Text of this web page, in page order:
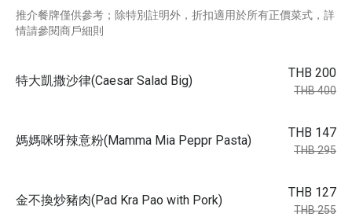
推介餐牌僅供參考；除特別註明外，折扣適用於所有正價菜式，詳
情請參閱商戶細則
特大凱撒沙律(Caesar Salad Big)
THB 200
THB 400
媽媽咪呀辣意粉(Mamma Mia Peppr Pasta)
THB 147
THB 295
金不換炒豬肉(Pad Kra Pao with Pork)
THB 127
THB 255